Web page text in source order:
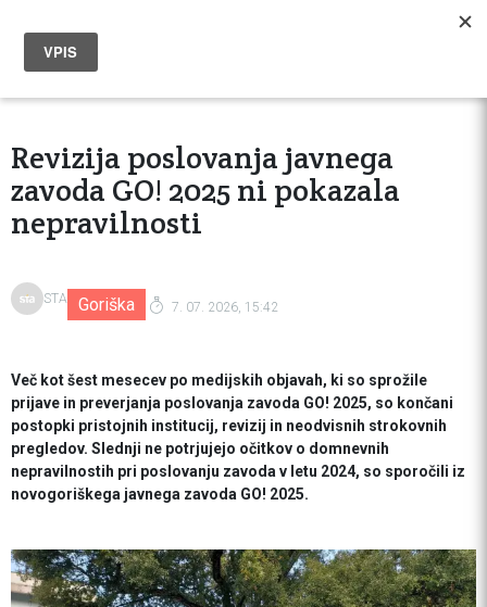
Revizija poslovanja javnega
zavoda GO! 2025 ni pokazala
nepravilnosti
STA Goriška 7. 07. 2026, 15:42
Več kot šest mesecev po medijskih objavah, ki so sprožile
prijave in preverjanja poslovanja zavoda GO! 2025, so končani
postopki pristojnih institucij, revizij in neodvisnih strokovnih
pregledov. Slednji ne potrjujejo očitkov o domnevnih
nepravilnostih pri poslovanju zavoda v letu 2024, so sporočili iz
novogoriškega javnega zavoda GO! 2025.